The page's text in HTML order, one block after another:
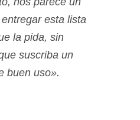
esta lista
la pida, sin
suscriba un
buen uso».